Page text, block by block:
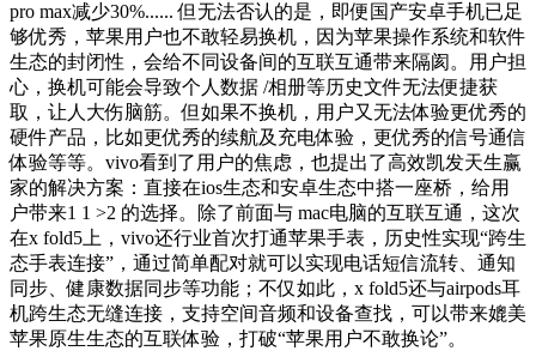
pro max减少30%...... 但无法否认的是，即便国产安卓手机已足
够优秀，苹果用户也不敢轻易换机，因为苹果操作系统和软件
生态的封闭性，会给不同设备间的互联互通带来隔阂。用户担
心，换机可能会导致个人数据 /相册等历史文件无法便捷获
取，让人大伤脑筋。但如果不换机，用户又无法体验更优秀的
硬件产品，比如更优秀的续航及充电体验，更优秀的信号通信
体验等等。vivo看到了用户的焦虑，也提出了高效凯发天生赢
家的解决方案：直接在ios生态和安卓生态中搭一座桥，给用
户带来1 1 >2 的选择。除了前面与 mac电脑的互联互通，这次
在x fold5上，vivo还行业首次打通苹果手表，历史性实现“跨生
态手表连接”，通过简单配对就可以实现电话短信流转、通知
同步、健康数据同步等功能；不仅如此，x fold5还与airpods耳
机跨生态无缝连接，支持空间音频和设备查找，可以带来媲美
苹果原生生态的互联体验，打破“苹果用户不敢换论”。